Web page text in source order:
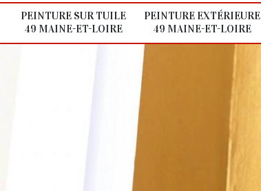
PEINTURE SUR TUILE
49 MAINE-ET-LOIRE
PEINTURE EXTÉRIEURE
49 MAINE-ET-LOIRE